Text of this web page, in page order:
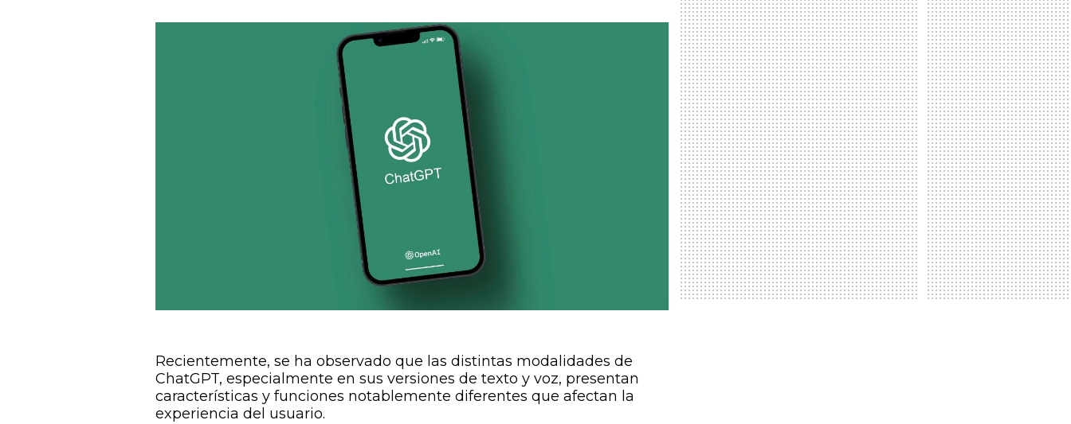
Recientemente, se ha observado que las distintas modalidades de
ChatGPT, especialmente en sus versiones de texto y voz, presentan
características y funciones notablemente diferentes que afectan la
experiencia del usuario.